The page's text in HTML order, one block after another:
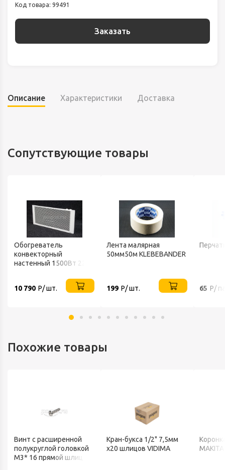
Код товара: 99491
Заказать
Описание Характеристики Доставка
Сопутствующие товары
Обогреватель
конвекторный
настенный 1500Вт 220В
10 790 Р/ шт.
Лента малярная
50мм50м KLEBEBANDER
199 Р/ шт. 65 Р/
Похожие товары
Винт с расширенной
полукруглой головкой
М3* 16 прямой шлиц
Кран-букса 1/2" 7,5мм
x20 шлицов VIDIMA
MAKITA